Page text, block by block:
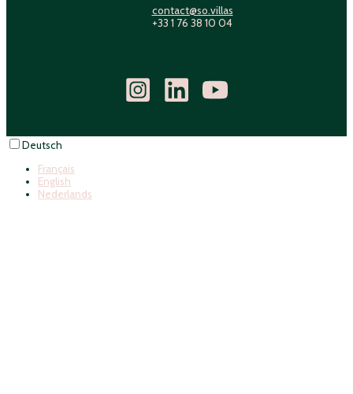
contact@so.villas
+33 1 76 38 10 04
Deutsch
Français
English
Nederlands